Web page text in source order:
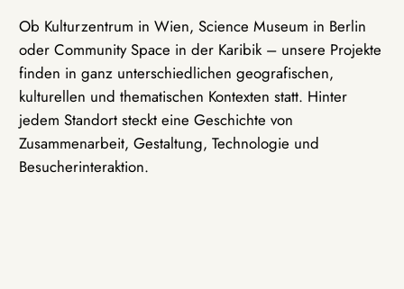
Ob Kulturzentrum in Wien, Science Museum in Berlin
oder Community Space in der Karibik – unsere Projekte
finden in ganz unterschiedlichen geografischen,
kulturellen und thematischen Kontexten statt. Hinter
jedem Standort steckt eine Geschichte von
Zusammenarbeit, Gestaltung, Technologie und
Besucherinteraktion.